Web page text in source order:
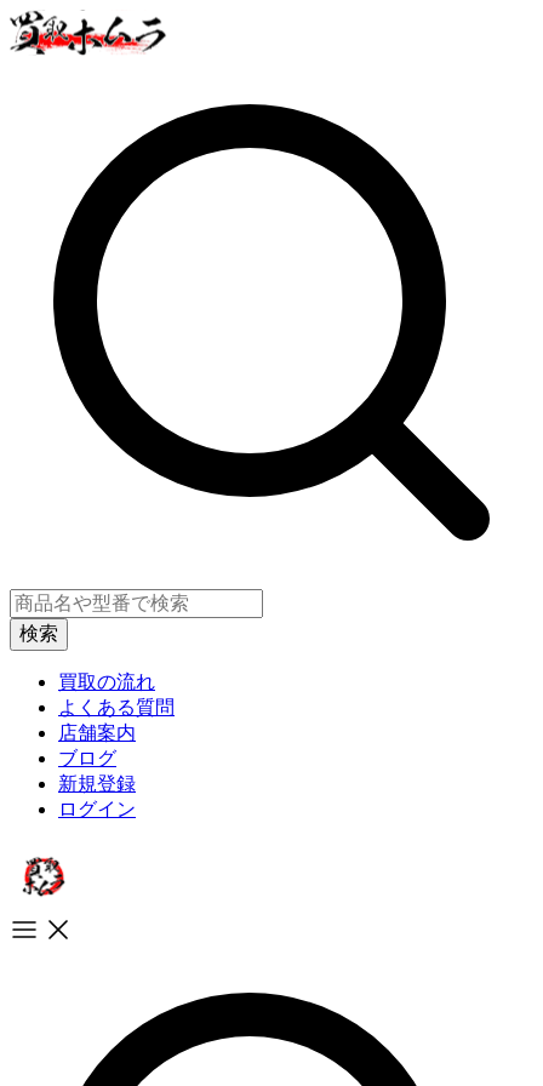
買取の流れ
よくある質問
店舗案内
ブログ
新規登録
ログイン